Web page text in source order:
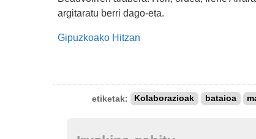
argitaratu berri dago-eta.
Gipuzkoako Hitzan
etiketak: Kolaborazioak bataioa